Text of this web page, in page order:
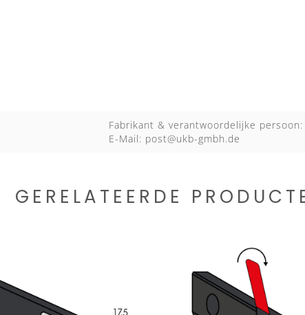
Fabrikant & verantwoordelijke
E-Mail: post@ukb-gmbh.de
GERELATEERDE